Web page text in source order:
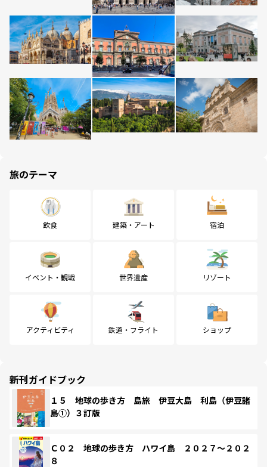
旅のテーマ
飲食 建築・アート 宿泊
イベント・観戦 世界遺産 リゾート
アクティビティ 鉄道・フライト ショップ
新刊ガイドブック
１５ 地球の歩き方 島旅 伊豆大島 利島（伊豆諸
島①）３訂版
Ｃ０２ 地球の歩き方 ハワイ島 ２０２７～２０２
８